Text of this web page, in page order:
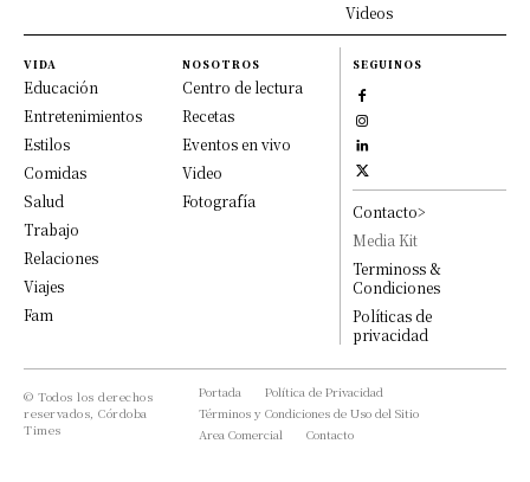
Videos
VIDA
Educación
Entretenimientos
Estilos
Comidas
Salud
Trabajo
Relaciones
Viajes
Fam
NOSOTROS
Centro de lectura
Recetas
Eventos en vivo
Video
Fotografía
SEGUINOS
Contacto>
Media Kit
Terminoss &
Condiciones
Políticas de
privacidad
© Todos los derechos
reservados, Córdoba
Times
Portada
Política de Privacidad
Términos y Condiciones de Uso del Sitio
Area Comercial
Contacto